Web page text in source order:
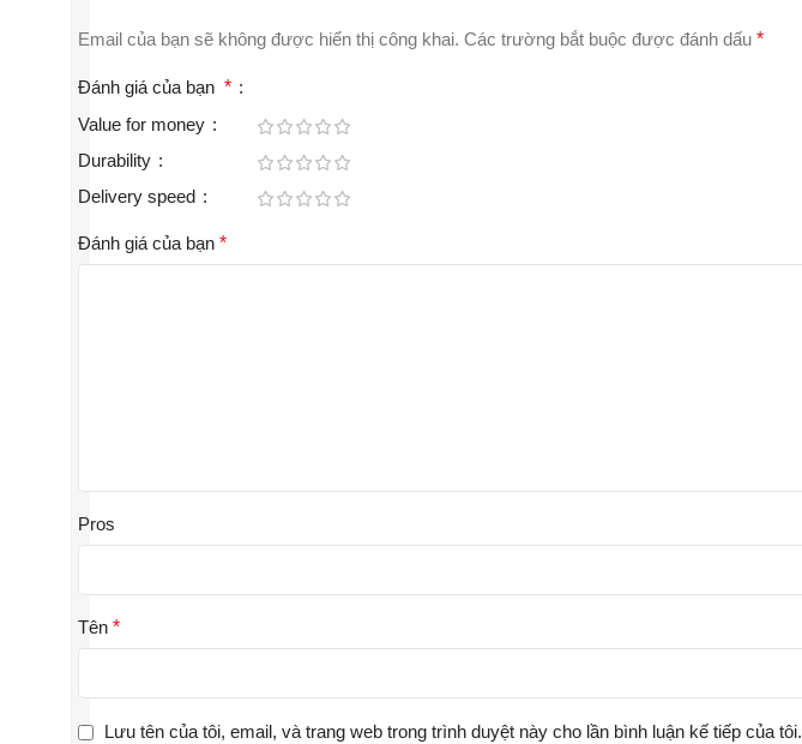
Email của bạn sẽ không được hiển thị công khai. Các trường bắt buộc được đánh dấu *
Đánh giá của bạn *
Value for money
Durability
Delivery speed
Đánh giá của bạn *
Pros
Tên *
Lưu tên của tôi, email, và trang web trong trình duyệt này cho lần bình luận kế tiếp của tôi.